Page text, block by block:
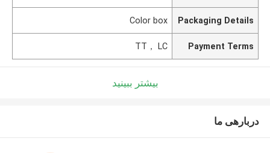
Packaging Details
Color box
Payment Terms
TT， LC
بیشتر ببینید
دربارهی ما